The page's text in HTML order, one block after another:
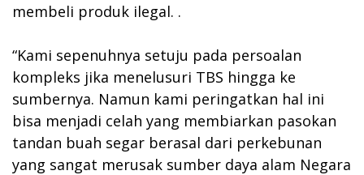
membeli produk ilegal. .
“Kami sepenuhnya setuju pada persoalan
kompleks jika menelusuri TBS hingga ke
sumbernya. Namun kami peringatkan hal ini
bisa menjadi celah yang membiarkan pasokan
tandan buah segar berasal dari perkebunan
yang sangat merusak sumber daya alam Negara